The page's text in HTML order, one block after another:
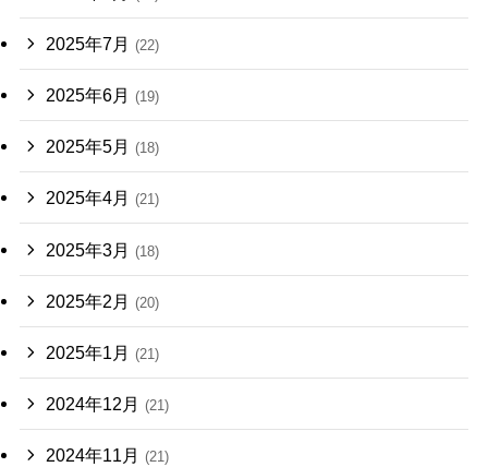
2025年7月 (22)
2025年6月 (19)
2025年5月 (18)
2025年4月 (21)
2025年3月 (18)
2025年2月 (20)
2025年1月 (21)
2024年12月 (21)
2024年11月 (21)